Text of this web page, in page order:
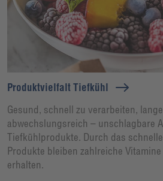
Produktvielfalt Tiefkühl
Gesund, schnell zu verarbeiten,
abwechslungsreich – unschlagbare
Tiefkühlprodukte. Durch das
Produkte bleiben zahlreiche
erhalten.